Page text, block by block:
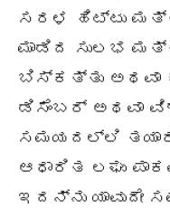
ಸರಳ ಹಿಟ್ಟು
ಮಾಡಿದ ಸುಲಭ
ಬಿಸ್ಕತ್ತು ಅಥವಾ
ಡಿಸೆಂಬರ್ ಅಥವಾ
ಸಮಯದಲ್ಲಿ
ಆಧಾರಿತ ಲಘು
ಇದನ್ನು